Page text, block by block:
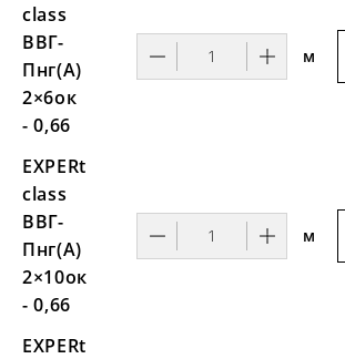
class
ВВГ-
Пнг(А)
2×6ок
- 0,66
м
EXPERt
class
ВВГ-
Пнг(А)
2×10ок
- 0,66
м
EXPERt